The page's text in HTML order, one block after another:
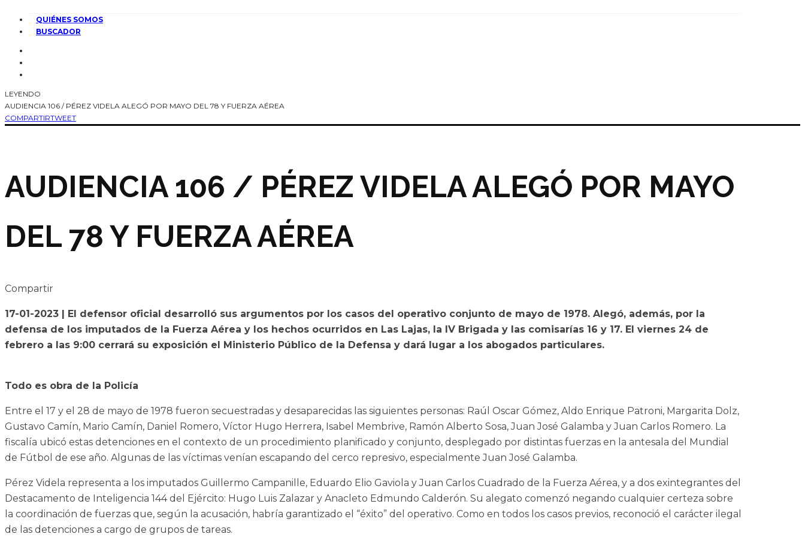
QUIÉNES SOMOS
BUSCADOR
LEYENDO
AUDIENCIA 106 / PÉREZ VIDELA ALEGÓ POR MAYO DEL 78 Y FUERZA AÉREA
COMPARTIRTWEET
AUDIENCIA 106 / PÉREZ VIDELA ALEGÓ POR MAYO
DEL 78 Y FUERZA AÉREA
Compartir
17-01-2023 | El defensor oficial desarrolló sus argumentos por los casos del operativo conjunto de mayo de 1978. Alegó, además, por la
defensa de los imputados de la Fuerza Aérea y los hechos ocurridos en Las Lajas, la IV Brigada y las comisarías 16 y 17. El viernes 24 de
febrero a las 9:00 cerrará su exposición el Ministerio Público de la Defensa y dará lugar a los abogados particulares.
Todo es obra de la Policía
Entre el 17 y el 28 de mayo de 1978 fueron secuestradas y desaparecidas las siguientes personas: Raúl Oscar Gómez, Aldo Enrique Patroni, Margarita Dolz,
Gustavo Camín, Mario Camín, Daniel Romero, Víctor Hugo Herrera, Isabel Membrive, Ramón Alberto Sosa, Juan José Galamba y Juan Carlos Romero. La
fiscalía ubicó estas detenciones en el contexto de un procedimiento planificado y conjunto, desplegado por distintas fuerzas en la antesala del Mundial
de Fútbol de ese año. Algunas de las víctimas venían escapando del cerco represivo, especialmente Juan José Galamba.
Pérez Videla representa a los imputados Guillermo Campanille, Eduardo Elio Gaviola y Juan Carlos Cuadrado de la Fuerza Aérea, y a dos exintegrantes del
Destacamento de Inteligencia 144 del Ejército: Hugo Luis Zalazar y Anacleto Edmundo Calderón. Su alegato comenzó negando cualquier certeza sobre
la coordinación de fuerzas que, según la acusación, habría garantizado el “éxito” del operativo. Como en todos los casos previos, reconoció el carácter ilegal
de las detenciones a cargo de grupos de tareas.